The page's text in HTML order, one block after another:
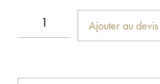
Ajouter au devis